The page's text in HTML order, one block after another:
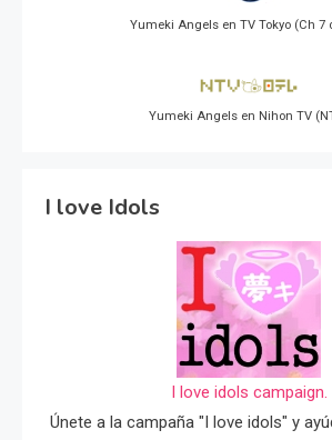
Yumeki Angels en TV Tokyo (Ch 7
Yumeki Angels en Nihon TV
I love Idols
I love idols campaign.
Únete a la campaña "I love idols" y